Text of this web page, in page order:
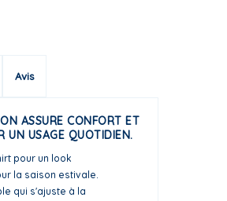
Avis
ASSURE CONFORT ET
UN USAGE QUOTIDIEN.
pour un look
la saison estivale.
qui s'ajuste à la